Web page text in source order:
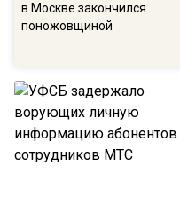
в Москве закончился
поножовщиной